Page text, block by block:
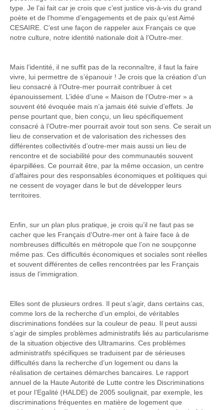
type. Je l’ai fait car je crois que c’est justice vis-à-vis du grand
poète et de l’homme d’engagements et de paix qu’est Aimé
CESAIRE. C’est une façon de rappeler aux Français ce que
notre culture, notre identité nationale doit à l’Outre-mer.
Mais l’identité, il ne suffit pas de la reconnaître, il faut la faire
vivre, lui permettre de s’épanouir ! Je crois que la création d’un
lieu consacré à l’Outre-mer pourrait contribuer à cet
épanouissement. L’idée d’une « Maison de l’Outre-mer » a
souvent été évoquée mais n’a jamais été suivie d’effets. Je
pense pourtant que, bien conçu, un lieu spécifiquement
consacré à l’Outre-mer pourrait avoir tout son sens. Ce serait un
lieu de conservation et de valorisation des richesses des
différentes collectivités d’outre-mer mais aussi un lieu de
rencontre et de sociabilité pour des communautés souvent
éparpillées. Ce pourrait être, par la même occasion, un centre
d’affaires pour des responsables économiques et politiques qui
ne cessent de voyager dans le but de développer leurs
territoires.
Enfin, sur un plan plus pratique, je crois qu’il ne faut pas se
cacher que les Français d’Outre-mer ont à faire face à de
nombreuses difficultés en métropole que l’on ne soupçonne
même pas. Ces difficultés économiques et sociales sont réelles
et souvent différentes de celles rencontrées par les Français
issus de l’immigration.
Elles sont de plusieurs ordres. Il peut s’agir, dans certains cas,
comme lors de la recherche d’un emploi, de véritables
discriminations fondées sur la couleur de peau. Il peut aussi
s’agir de simples problèmes administratifs liés au particularisme
de la situation objective des Ultramarins. Ces problèmes
administratifs spécifiques se traduisent par de sérieuses
difficultés dans la recherche d’un logement ou dans la
réalisation de certaines démarches bancaires. Le rapport
annuel de la Haute Autorité de Lutte contre les Discriminations
et pour l’Egalité (HALDE) de 2005 soulignait, par exemple, les
discriminations fréquentes en matière de logement que